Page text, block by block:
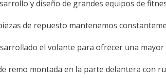
y diseño de grandes equipos de
de repuesto mantenemos
el volante para ofrecer una
remo montada en la parte delantera con